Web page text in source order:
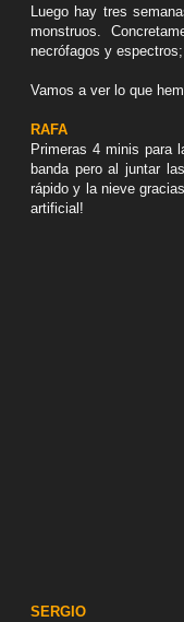
Luego hay tres
monstruos.
necrófagos y
Vamos a ver lo que
RAFA
Primeras 4 minis para
banda pero al juntar
rápido y la nieve
artificial!
SERGIO